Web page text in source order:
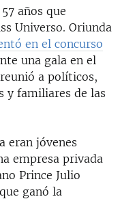
años que
Universo. Oriunda
en el concurso
una gala en el
a políticos,
y familiares de las
eran jóvenes
empresa privada
Prince Julio
ganó la